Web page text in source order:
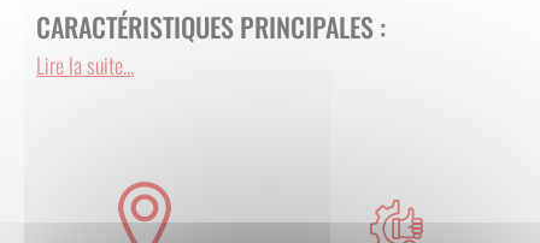
CARACTÉRISTIQUES PRINCIPALES :
(l) x 1,45 m (H)
Capacité: 575 litres
Lire la suite...